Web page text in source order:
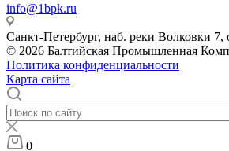
info@1bpk.ru
Санкт-Петербург, наб. реки Волковки 7,
© 2026 Балтийская Промышленная
Политика конфиденциальности
Карта сайта
0